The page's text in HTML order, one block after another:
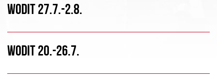
WODIT 27.7.-2.8.
WODIT 20.-26.7.